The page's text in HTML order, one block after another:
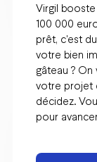
Virgil
100 000
prêt, c'est
votre bien
gâteau ?
votre projet
décidez.
pour